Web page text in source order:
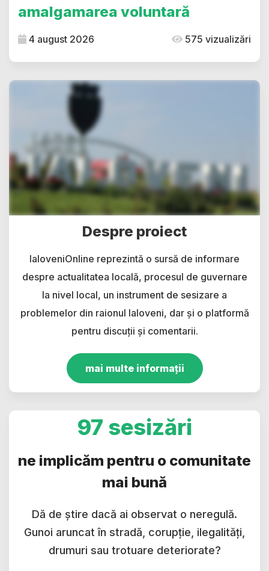
amalgamarea voluntară
4 august 2026 575 vizualizări
Despre proiect
IaloveniOnline reprezintă o sursă de informare
despre actualitatea locală, procesul de guvernare
la nivel local, un instrument de sesizare a
problemelor din raionul Ialoveni, dar și o platformă
pentru discuții și comentarii.
mai multe informații
97 sesizări
ne implicăm pentru o comunitate
mai bună
Dă de știre dacă ai observat o neregulă.
Gunoi aruncat în stradă, corupție, ilegalități,
drumuri sau trotuare deteriorate?